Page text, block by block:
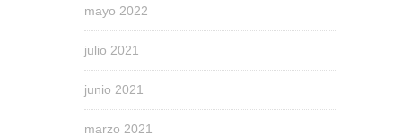
mayo 2022
julio 2021
junio 2021
marzo 2021